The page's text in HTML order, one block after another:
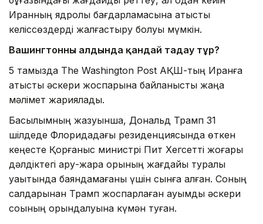
Иранның ядролық бағдарламасына қатысты
келіссөздерді жалғастыру болуы мүмкін.
Вашингтонның алдында қандай таңдау тұр?
5 тамызда The Washington Post АҚШ-тың Иранға
қатысты әскери жоспарына байланысты жаңа
мәлімет жариялады.
Басылымның жазуынша, Дональд Трамп 31
шілдеде Флоридадағы резиденциясында өткен
кеңесте Қорғаныс министрі Пит Хегсетті жоғары
дәлдіктегі қару-жарақ қорының жағдайы туралы
уақытында баяндамағаны үшін сынға алған. Соның
салдарынан Трамп жоспарлаған ауқымды әскери
соққының орындалуына күмән туған.